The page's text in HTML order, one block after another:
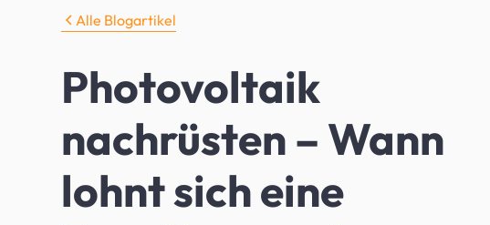
Alle Blogartikel
Photovoltaik
nachrüsten – Wann
lohnt sich eine